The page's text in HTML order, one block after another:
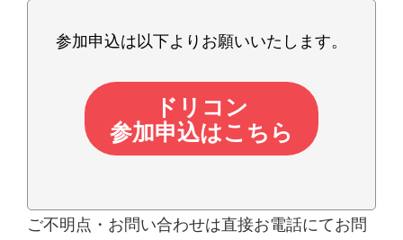
参加申込は以下よりお願いいたします。
ドリコン
参加申込はこちら
ご不明点・お問い合わせは直接お電話にてお問